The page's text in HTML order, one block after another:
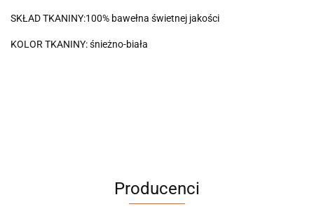
SKŁAD TKANINY:100% bawełna świetnej jakości
KOLOR TKANINY: śnieżno-biała
Producenci